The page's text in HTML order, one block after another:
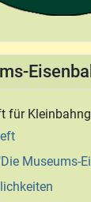
für
Museums-